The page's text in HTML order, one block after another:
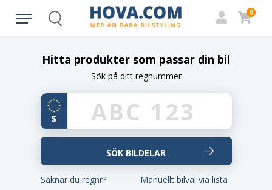
Search
0
Hitta produkter som passar din bil
Sök på ditt regnummer
Saknar du regnr? Manuellt bilval via lista